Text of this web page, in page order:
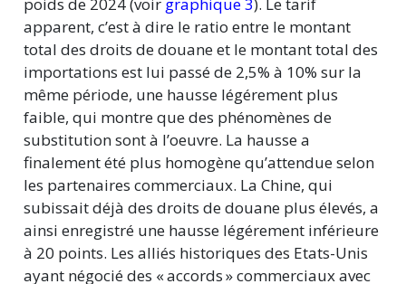
apparent, c’est à dire le ratio entre le montant
total des droits de douane et le montant total des
importations est lui passé de 2,5% à 10% sur la
même période, une hausse légérement plus
faible, qui montre que des phénomènes de
substitution sont à l’oeuvre. La hausse a
finalement été plus homogène qu’attendue selon
les partenaires commerciaux. La Chine, qui
subissait déjà des droits de douane plus élevés, a
ainsi enregistré une hausse légérement inférieure
à 20 points. Les alliés historiques des Etats-Unis
ayant négocié des «accords»commerciaux avec